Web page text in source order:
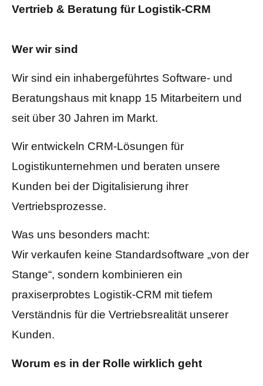
Vertrieb & Beratung für Logistik-CRM
Wer wir sind
Wir sind ein inhabergeführtes Software- und
Beratungshaus mit knapp 15 Mitarbeitern und
seit über 30 Jahren im Markt.
Wir entwickeln CRM-Lösungen für
Logistikunternehmen und beraten unsere
Kunden bei der Digitalisierung ihrer
Vertriebsprozesse.
Was uns besonders macht:
Wir verkaufen keine Standardsoftware „von der
Stange“, sondern kombinieren ein
praxiserprobtes Logistik-CRM mit tiefem
Verständnis für die Vertriebsrealität unserer
Kunden.
Worum es in der Rolle wirklich geht